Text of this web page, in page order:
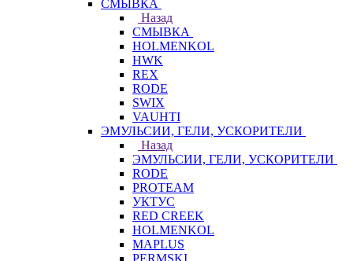
СМЫВКА
Назад
СМЫВКА
HOLMENKOL
HWK
REX
RODE
SWIX
VAUHTI
ЭМУЛЬСИИ, ГЕЛИ, УСКОРИТЕЛИ
Назад
ЭМУЛЬСИИ, ГЕЛИ, УСКОРИТЕЛИ
RODE
PROTEAM
УКТУС
RED CREEK
HOLMENKOL
MAPLUS
PERMSKI